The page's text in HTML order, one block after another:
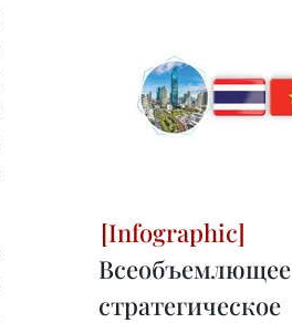
Всеобъемлющее
стратегическое